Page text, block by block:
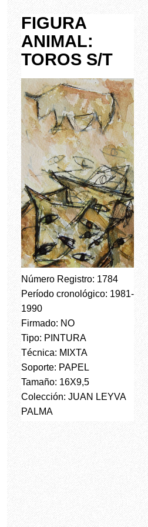
FIGURA
ANIMAL:
TOROS S/T
Número Registro: 1784
Período cronológico: 1981-
1990
Firmado: NO
Tipo: PINTURA
Técnica: MIXTA
Soporte: PAPEL
Tamaño: 16X9,5
Colección: JUAN LEYVA
PALMA